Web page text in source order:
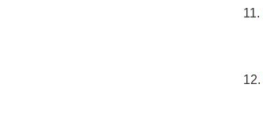
11.
12.